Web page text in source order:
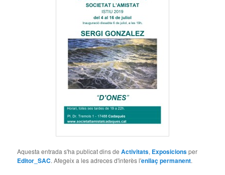
Aquesta entrada s'ha publicat dins deActivitats, Exposicionsper
Editor_SAC. Afegeix a les adreces d'interès l'enllaç permanent.